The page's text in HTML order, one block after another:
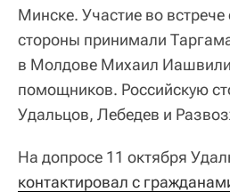
Минске. Участие во встрече
стороны принимали
в Молдове Михаил
помощников. Российскую
Удальцов, Лебедев и
На допросе 11 октября
контактировал с